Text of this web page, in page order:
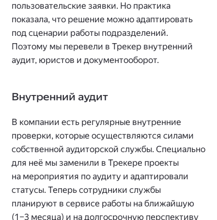
пользовательские заявки. Но практика
показала, что решение можно адаптировать
под сценарии работы подразделений.
Поэтому мы перевели в Трекер внутренний
аудит, юристов и документооборот.
Внутренний аудит
В компании есть регулярные внутренние
проверки, которые осуществляются силами
собственной аудиторской службы. Специально
для неё мы заменили в Трекере проекты
на мероприятия по аудиту и адаптировали
статусы. Теперь сотрудники службы
планируют в сервисе работы на ближайшую
(1–3 месяца) и на долгосрочную перспективу